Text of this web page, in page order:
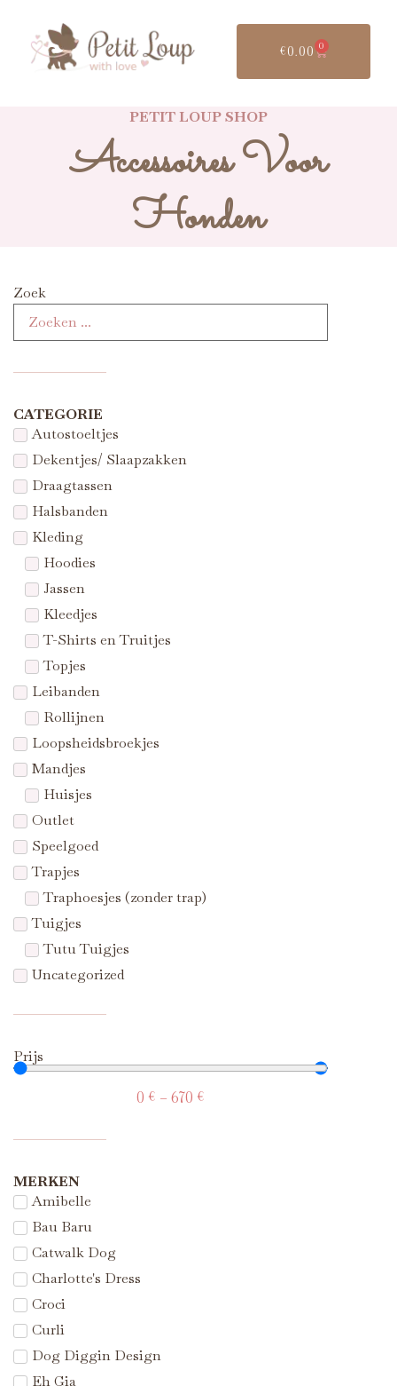
€0.00 0
PETIT LOUP SHOP
Accessoires Voor
Honden
Zoek
CATEGORIE
Autostoeltjes
Dekentjes/ Slaapzakken
Draagtassen
Halsbanden
Kleding
Hoodies
Jassen
Kleedjes
T-Shirts en Truitjes
Topjes
Leibanden
Rollijnen
Loopsheidsbroekjes
Mandjes
Huisjes
Outlet
Speelgoed
Trapjes
Traphoesjes (zonder trap)
Tuigjes
Tutu Tuigjes
Uncategorized
Prijs
0€ —670€
MERKEN
Amibelle
Bau Baru
Catwalk Dog
Charlotte's Dress
Croci
Curli
Dog Diggin Design
Eh Gia